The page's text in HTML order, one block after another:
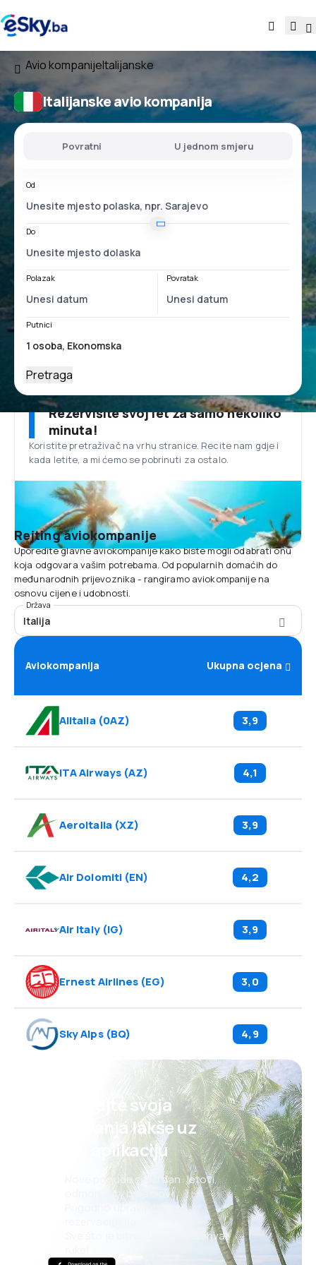
Avio kompanijeItalijanske
Italijanske avio kompanija
Povratni U jednom smjeru
Od
Do
Polazak Povratak
Putnici
Pretraga
Rezervišite svoj let za samo nekoliko
minuta!
Koristite pretraživač na vrhu stranice. Recite nam gdje i
kada letite, a mi ćemo se pobrinuti za ostalo.
Rejting aviokompanije
Uporedite glavne aviokompanije kako biste mogli odabrati onu
koja odgovara vašim potrebama. Od popularnih domaćih do
međunarodnih prijevoznika - rangiramo aviokompanije na
osnovu cijene i udobnosti.
Država
Italija
Aviokompanija Ukupna ocjena
Alitalia(0AZ) 3,9
ITA Airways(AZ) 4,1
Aeroitalia(XZ) 3,9
Air Dolomiti(EN) 4,2
Air Italy(IG) 3,9
Ernest Airlines (EG) 3,0
Sky Alps(BQ) 4,9
Planirajte svoja
putovanja lakše uz
našu aplikaciju
Nove ponude svaki dan: letovi,
odmori, city break-ovi
Sve što je bitno, uvijek na dohvat